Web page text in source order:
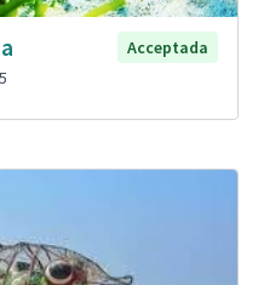
Acceptada
5